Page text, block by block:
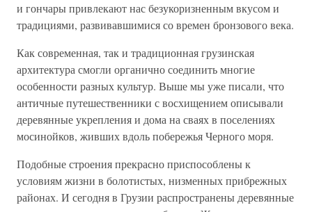
и гончары привлекают нас безукоризненным вкусом и
традициями, развивавшимися со времен бронзового века.
Как современная, так и традиционная грузинская
архитектура смогли органично соединить многие
особенности разных культур. Выше мы уже писали, что
античные путешественники с восхищением описывали
деревянные укрепления и дома на сваях в поселениях
мосинойков, живших вдоль побережья Черного моря.
Подобные строения прекрасно приспособлены к
условиям жизни в болотистых, низменных прибрежных
районах. И сегодня в Грузии распространены деревянные